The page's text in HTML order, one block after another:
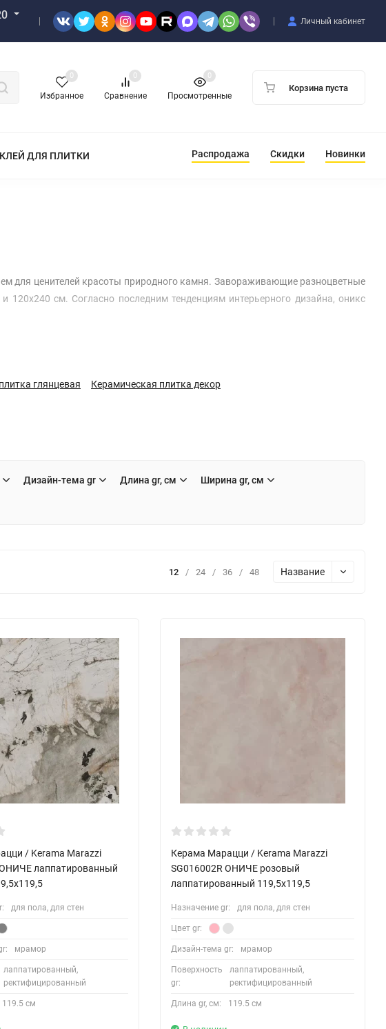
Личный кабинет
Избранное
0
Сравнение
0
Просмотренные
0
Корзина пуста
КЛЕЙ ДЛЯ ПЛИТКИ Распродажа Скидки Новинки
ценителей красоты природного камня. Завораживающие разноцветные
см. Согласно последним тенденциям интерьерного дизайна, оникс
глянцевая
Керамическая плитка декор
Дизайн-тема gr Длина gr, см Ширина gr, см
12 / 24 / 36 / 48 Название
/ Kerama Marazzi
лаппатированный
для пола, для стен
мрамор
лаппатированный,
ректифицированный
119.5 см
Керама Марацци / Kerama Marazzi
SG016002R ОНИЧЕ розовый
лаппатированный 119,5x119,5
Назначение gr: для пола, для стен
Цвет gr:
Дизайн-тема gr: мрамор
Поверхность
gr:
лаппатированный,
ректифицированный
Длина gr, см: 119.5 см